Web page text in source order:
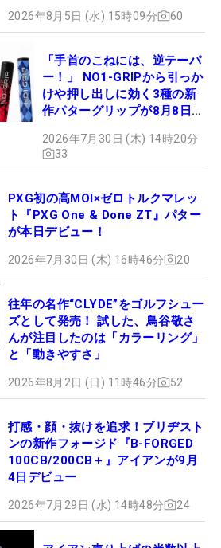
2026年8月5日 (水) 15時09分 60
「手首のこねには、逆テーパ
ー！」 NO1-GRIPから引っか
けや押し出しに効く3種の新
作パターグリップが8月8日デ
2026年7月30日 (木) 14時20分
33
PXG初の高MOI×ゼロトルクマレッ
ト『PXG One & Done ZT』パター
が本日デビュー！
2026年7月30日 (木) 16時46分 20
往年の名作“CLYDE”をゴルフシュー
ズとして発売！ 試した、鳥谷敬さ
んが注目したのは「カラーリング」
と「動きやすさ」
2026年8月2日 (日) 11時46分 52
打感・顔・抜けを追求！ブリヂスト
ンの新作フォージド『B-FORGED
100CB/200CB＋』アイアンが9月
4日デビュー
2026年7月29日 (水) 14時48分 24